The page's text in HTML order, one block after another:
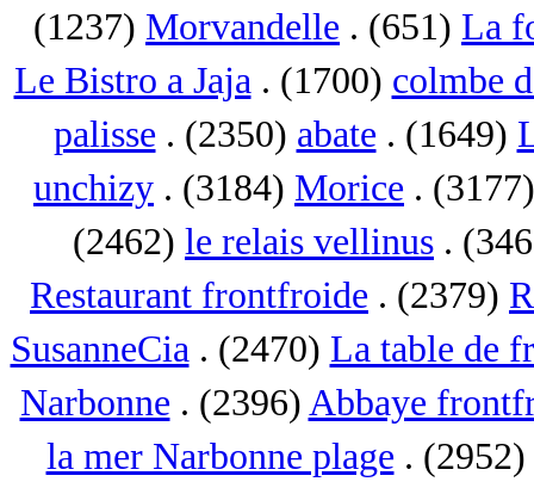
(1237) Morvandelle . (651) La
Le Bistro a Jaja. (1700) colmbe
palisse . (2350) abate . (1649)
unchizy . (3184) Morice .
(2462) le relais vellinus .
Restaurant frontfroide . (2379)
SusanneCia. (2470) La table de
Narbonne . (2396) Abbaye
la mer Narbonne plage . (2952)